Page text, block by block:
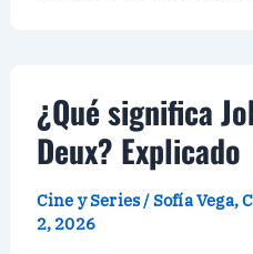
¿Qué significa
Deux? Explicado
Cine y Series /Sofía Vega,
2, 2026